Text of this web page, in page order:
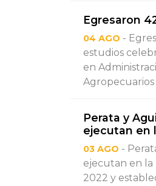
Egresaron
04 AGO -
estudios
en
Agropecuarios
Perata y
ejecutan en
03 AGO -
ejecutan en la
2022 y